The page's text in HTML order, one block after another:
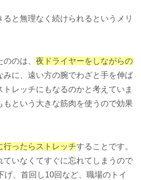
ると無理なく続けられるというメリ
のは、 夜ドライヤーをしながらの
みに、遠い方の腕でわざと手を伸ば
レッチにもなるのかと考えていま
もという大きな筋肉を使うので効果
行ったらストレッチすることです。
ていなくてすぐに忘れてしまうので
げ、首回し10回など、職場のトイ